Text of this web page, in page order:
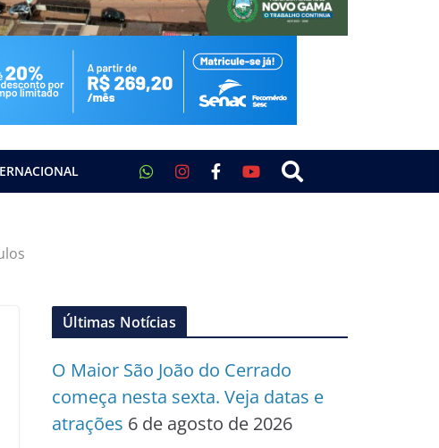
Últimas Notícias
O Maior São João do Cerrado
começa nesta sexta. Veja datas e
atrações 6 de agosto de 2026